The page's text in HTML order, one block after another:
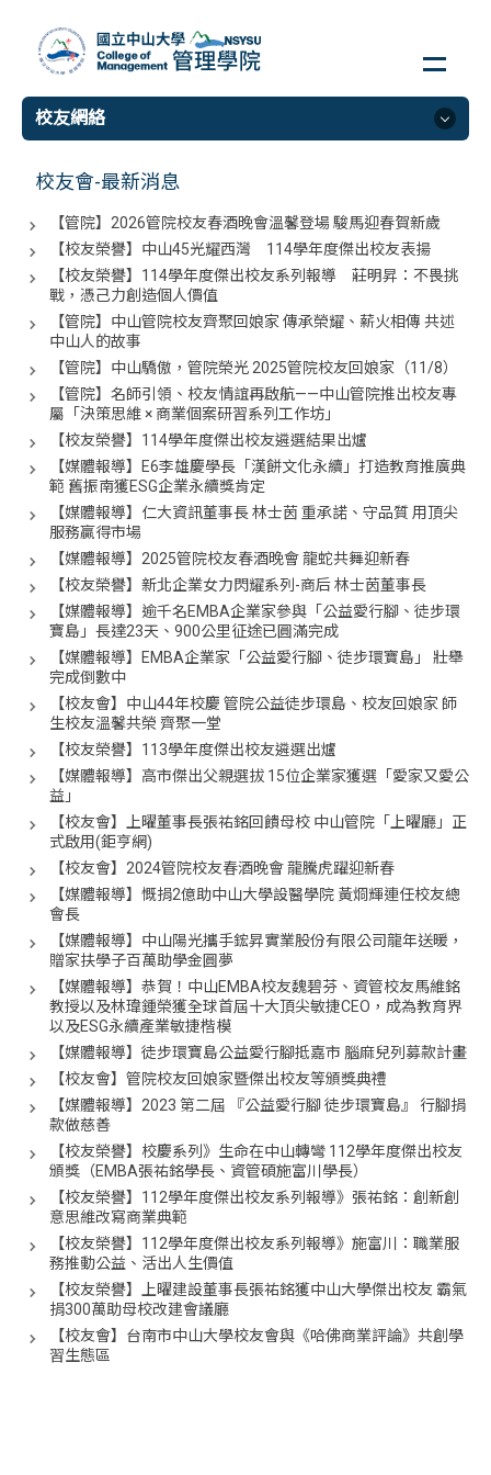
要
校友網絡
校友網絡
校友會組織
歷屆傑出校友
校友會最新消息
校友會-最新消息
【管院】2026管院校友春酒晚會溫馨登場 駿馬迎春賀新歲
【校友榮譽】中山45光耀西灣 114學年度傑出校友表揚
【校友榮譽】114學年度傑出校友系列報導 莊明昇：不畏挑
戰，憑己力創造個人價值
【管院】中山管院校友齊聚回娘家 傳承榮耀、薪火相傳 共述
中山人的故事
【管院】中山驕傲，管院榮光 2025管院校友回娘家（11/8）
【管院】名師引領、校友情誼再啟航——中山管院推出校友專
屬「決策思維 × 商業個案研習系列工作坊」
【校友榮譽】114學年度傑出校友遴選結果出爐
【媒體報導】E6李雄慶學長「漢餅文化永續」打造教育推廣典
範 舊振南獲ESG企業永續獎肯定
【媒體報導】仁大資訊董事長 林士茵 重承諾、守品質 用頂尖
服務贏得市場
【媒體報導】2025管院校友春酒晚會 龍蛇共舞迎新春
【校友榮譽】新北企業女力閃耀系列-商后 林士茵董事長
【媒體報導】逾千名EMBA企業家參與「公益愛行腳、徒步環
寶島」長達23天、900公里征途已圓滿完成
【媒體報導】EMBA企業家「公益愛行腳、徒步環寶島」 壯舉
完成倒數中
【校友會】中山44年校慶 管院公益徒步環島、校友回娘家 師
生校友溫馨共榮 齊聚一堂
【校友榮譽】113學年度傑出校友遴選出爐
【媒體報導】高市傑出父親選拔 15位企業家獲選「愛家又愛公
益」
【校友會】上曜董事長張祐銘回饋母校 中山管院「上曜廳」正
式啟用(鉅亨網)
【校友會】2024管院校友春酒晚會 龍騰虎躍迎新春
【媒體報導】慨捐2億助中山大學設醫學院 黃烱輝連任校友總
會長
【媒體報導】中山陽光攜手鋐昇實業股份有限公司龍年送暖，
贈家扶學子百萬助學金圓夢
【媒體報導】恭賀！中山EMBA校友魏碧芬、資管校友馬維銘
教授以及林瑋鍾榮獲全球首屆十大頂尖敏捷CEO，成為教育界
以及ESG永續產業敏捷楷模
【媒體報導】徒步環寶島公益愛行腳抵嘉市 腦麻兒列募款計畫
【校友會】管院校友回娘家暨傑出校友等頒獎典禮
【媒體報導】2023 第二屆 『公益愛行腳 徒步環寶島』 行腳捐
款做慈善
【校友榮譽】校慶系列》生命在中山轉彎 112學年度傑出校友
頒獎（EMBA張祐銘學長、資管碩施富川學長）
【校友榮譽】112學年度傑出校友系列報導》張祐銘：創新創
意思維改寫商業典範
【校友榮譽】112學年度傑出校友系列報導》施富川：職業服
務推動公益、活出人生價值
【校友榮譽】上曜建設董事長張祐銘獲中山大學傑出校友 霸氣
捐300萬助母校改建會議廳
【校友會】台南市中山大學校友會與《哈佛商業評論》共創學
習生態區